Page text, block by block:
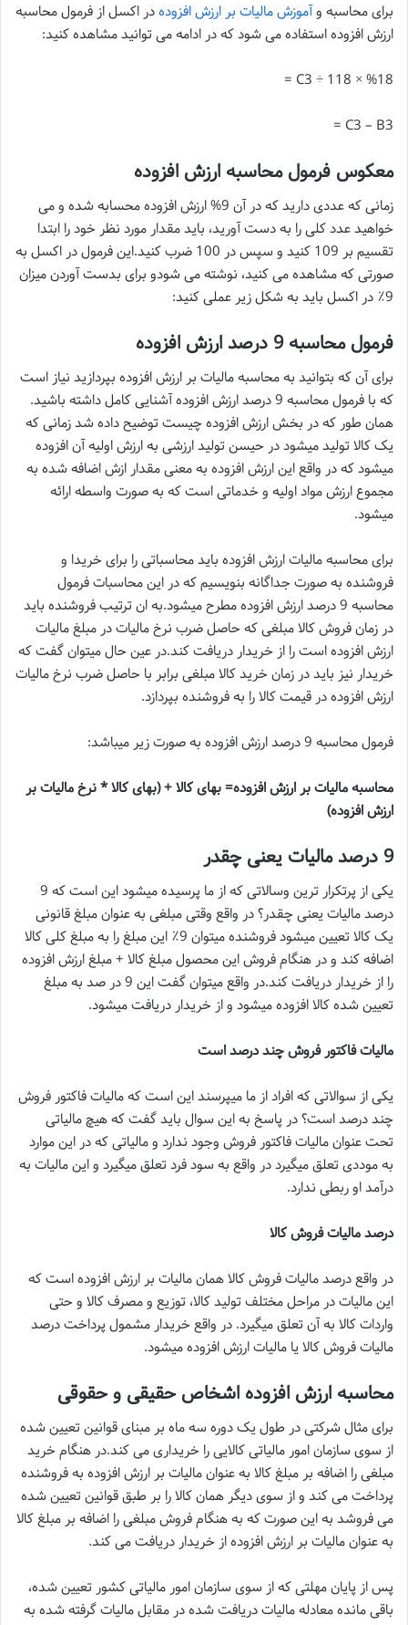
برای محاسبه وآموزش مالیات بر ارزش افزودهدر اکسل از فرمول محاسبه
ارزش افزوده استفاده می شود که در ادامه می توانید مشاهده کنید:
C3 ÷ 118 × %18 =
C3 – B3 =
معکوس فرمول محاسبه ارزش افزوده
زمانی که عددی دارید که در آن 9% ارزش افزوده محسابه شده و می
خواهید عدد کلی را به دست آورید، باید مقدار مورد نظر خود را ابتدا
تقسیم بر 109 کنید و سپس در 100 ضرب کنید.این فرمول در اکسل به
صورتی که مشاهده می کنید، نوشته می شودو برای بدست آوردن میزان
9٪ در اکسل باید به شکل زیر عملی کنید:
فرمول محاسبه 9 درصد ارزش افزوده
برای آن که بتوانید به محاسبه مالیات بر ارزش افزوده بپردازید نیاز است
که با فرمول محاسبه 9 درصد ارزش افزوده آشنایی کامل داشته باشید.
همان طور که در بخش ارزش افزوده چیست توضیح داده شد زمانی که
یک کالا تولید میشود در حیسن تولید ارزشی به ارزش اولیه آن افزوده
میشود که در واقع این ارزش افزوده به معنی مقدار ازش اضافه شده به
مجموع ارزش مواد اولیه و خدماتی است که به صورت واسطه ارائه
میشود.
برای محاسبه مالیات ارزش افزوده باید محاسباتی را برای خریدا و
فروشنده به صورت جداگانه بنویسیم که در این محاسبات فرمول
محاسبه 9 درصد ارزش افزوده مطرح میشود.به ان ترتیب فروشنده باید
در زمان فروش کالا مبلغی که حاصل ضرب نرخ مالیات در مبلغ مالیات
ارزش افزوده است را از خریدار دریافت کند.در عین حال میتوان گفت که
خریدار نیز باید در زمان خرید کالا مبلغی برابر با حاصل ضرب نرخ مالیات
ارزش افزوده در قیمت کالا را به فروشنده بپردازد.
فرمول محاسبه 9 درصد ارزش افزوده به صورت زیر میباشد:
محاسبه مالیات بر ارزش افزوده= بهای کالا + (بهای کالا * نرخ مالیات بر
ارزش افزوده)
9 درصد مالیات یعنی چقدر
یکی از پرتکرار ترین وسالاتی که از ما پرسیده میشود این است که 9
درصد مالیات یعنی چقدر؟ در واقع وقتی مبلغی به عنوان مبلغ قانونی
یک کالا تعیین میشود فروشنده میتوان 9٪ این مبلغ را به مبلغ کلی کالا
اضافه کند و در هنگام فروش این محصول مبلغ کالا + مبلغ ارزش افزوده
را از خریدار دریافت کند.در واقع میتوان گفت این 9 در صد به مبلغ
تعیین شده کالا افزوده میشود و از خریدار دریافت میشود.
مالیات فاکتور فروش چند درصد است
یکی از سوالاتی که افراد از ما میپرسند این است که مالیات فاکتور فروش
چند درصد است؟ در پاسخ به این سوال باید گفت که هیچ مالیاتی
تحت عنوان مالیات فاکتور فروش وجود ندارد و مالیاتی که در این موارد
به موددی تعلق میگیرد در واقع به سود فرد تعلق میگیرد و این مالیات به
درآمد او ربطی ندارد.
درصد مالیات فروش کالا
در واقع درصد مالیات فروش کالا همان مالیات بر ارزش افزوده است که
این مالیات در مراحل مختلف تولید کالا، توزیع و مصرف کالا و حتی
واردات کالا به آن تعلق میگیرد. در واقع خریدار مشمول پرداخت درصد
مالیات فروش کالا یا مالیات ارزش افزوده میشود.
محاسبه ارزش افزوده اشخاص حقیقی و حقوقی
برای مثال شرکتی در طول یک دوره سه ماه بر مبنای قوانین تعیین شده
از سوی سازمان امور مالیاتی کالایی را خریداری می کند.در هنگام خرید
مبلغی را اضافه بر مبلغ کالا به عنوان مالیات بر ارزش افزوده به فروشنده
پرداخت می کند و از سوی دیگر همان کالا را بر طبق قوانین تعیین شده
می فروشد به این صورت که به هنگام فروش مبلغی را اضافه بر مبلغ کالا
به عنوان مالیات بر ارزش افزوده از خریدار دریافت می کند.
پس از پایان مهلتی که از سوی سازمان امور مالیاتی کشور تعیین شده،
باقی مانده معادله مالیات دریافت شده در مقابل مالیات گرفته شده به